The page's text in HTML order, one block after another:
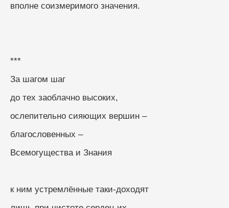
вполне соизмеримого значения.
***
За шагом шаг
до тех заоблачно высоких,
ослепительно сияющих вершин –
благословенных –
Всемогущества и Знания
к ним устремлённые таки-доходят